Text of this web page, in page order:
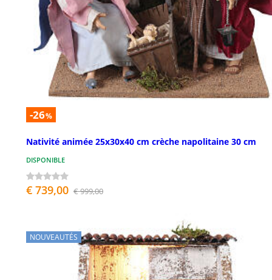
-26%
Nativité animée 25x30x40 cm crèche napolitaine 30 cm
DISPONIBLE
€ 739,00 € 999,00
NOUVEAUTÉS